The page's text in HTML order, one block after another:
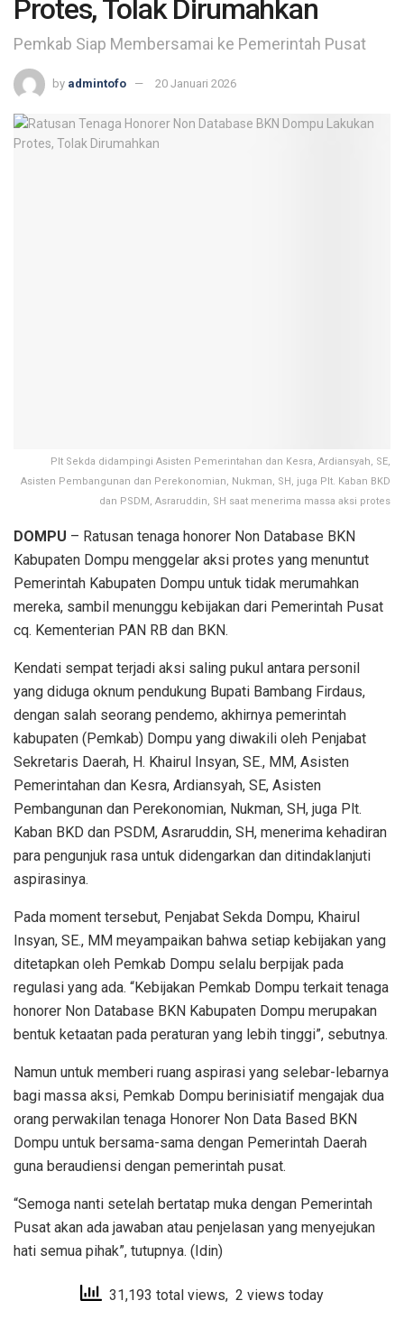
Protes, Tolak Dirumahkan
Pemkab Siap Membersamai ke Pemerintah Pusat
by admintofo 20 Januari 2026
Plt Sekda didampingi Asisten Pemerintahan dan Kesra, Ardiansyah, SE,
Asisten Pembangunan dan Perekonomian, Nukman, SH, juga Plt. Kaban BKD
dan PSDM, Asraruddin, SH saat menerima massa aksi protes
DOMPU – Ratusan tenaga honorer Non Database BKN
Kabupaten Dompu menggelar aksi protes yang menuntut
Pemerintah Kabupaten Dompu untuk tidak merumahkan
mereka, sambil menunggu kebijakan dari Pemerintah Pusat
cq. Kementerian PAN RB dan BKN.
Kendati sempat terjadi aksi saling pukul antara personil
yang diduga oknum pendukung Bupati Bambang Firdaus,
dengan salah seorang pendemo, akhirnya pemerintah
kabupaten (Pemkab) Dompu yang diwakili oleh Penjabat
Sekretaris Daerah, H. Khairul Insyan, SE., MM, Asisten
Pemerintahan dan Kesra, Ardiansyah, SE, Asisten
Pembangunan dan Perekonomian, Nukman, SH, juga Plt.
Kaban BKD dan PSDM, Asraruddin, SH, menerima kehadiran
para pengunjuk rasa untuk didengarkan dan ditindaklanjuti
aspirasinya.
Pada moment tersebut, Penjabat Sekda Dompu, Khairul
Insyan, SE., MM meyampaikan bahwa setiap kebijakan yang
ditetapkan oleh Pemkab Dompu selalu berpijak pada
regulasi yang ada. “Kebijakan Pemkab Dompu terkait tenaga
honorer Non Database BKN Kabupaten Dompu merupakan
bentuk ketaatan pada peraturan yang lebih tinggi”, sebutnya.
Namun untuk memberi ruang aspirasi yang selebar-lebarnya
bagi massa aksi, Pemkab Dompu berinisiatif mengajak dua
orang perwakilan tenaga Honorer Non Data Based BKN
Dompu untuk bersama-sama dengan Pemerintah Daerah
guna beraudiensi dengan pemerintah pusat.
“Semoga nanti setelah bertatap muka dengan Pemerintah
Pusat akan ada jawaban atau penjelasan yang menyejukan
hati semua pihak”, tutupnya. (Idin)
31,193 total views, 2 views today